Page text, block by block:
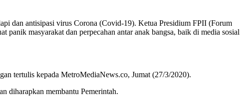
dan antisipasi virus Corona (Covid-19). Ketua Presidium FPII (Forum
panik masyarakat dan perpecahan antar anak bangsa, baik di media sosial
tertulis kepada MetroMediaNews.co, Jumat (27/3/2020).
diharapkan membantu Pemerintah.